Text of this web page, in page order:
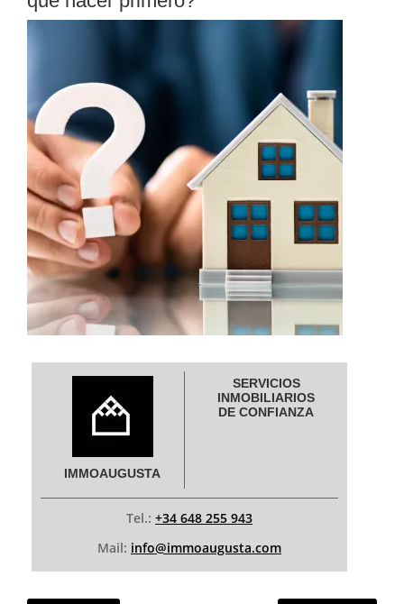
IMMOAUGUSTA
SERVICIOS
INMOBILIARIOS
DE CONFIANZA
Tel.: +34 648 255 943
Mail: info@immoaugusta.com